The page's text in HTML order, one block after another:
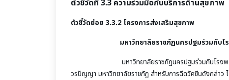
ตัวชี้วัดที่ 3.3 ความร่วมมือกับบริการด้านสุขภาพ
ตัวชี้วัดย่อย 3.3.2 โครงการส่งเสริมสุขภาพ
มหาวิทยาลัยราชภัฏนครปฐมร่วมกับโรงพ
มหาวิทยาลัยราชภัฏนครปฐมร่วมกับโรงพยาบาล
วรปัญญา มหาวิทยาลัยราชภัฏ สำหรับการฉีดวัคซีนดังกล่าว